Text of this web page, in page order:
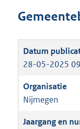
28-05-2025
Nijmegen